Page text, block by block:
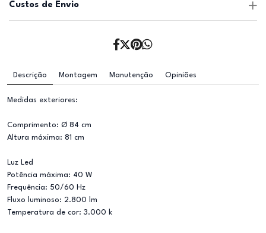
Custos de Envio
Descrição Montagem Manutenção Opiniões
Medidas exteriores:
Comprimento: Ø 84 cm
Altura máxima: 81 cm
Luz Led
Potência máxima: 40 W
Frequência: 50/60 Hz
Fluxo luminoso: 2.800 lm
Temperatura de cor: 3.000 k